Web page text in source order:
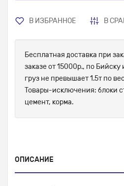
В ИЗБРАННОЕ В
Бесплатная доставка при
заказе от 15000р., по
груз не превышает 1.5т по
Товары-исключения: блоки
цемент, корма.
ОПИСАНИЕ